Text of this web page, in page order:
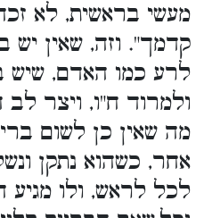
מעשי בראשית, לא
קדמך". וזה, שאין
לרע כמו האדם, שיש
ולמרוד ח"ו, ויצר
מה שאין כן לשום
אחר, כשהוא נתקן
לכל לראש, ולו